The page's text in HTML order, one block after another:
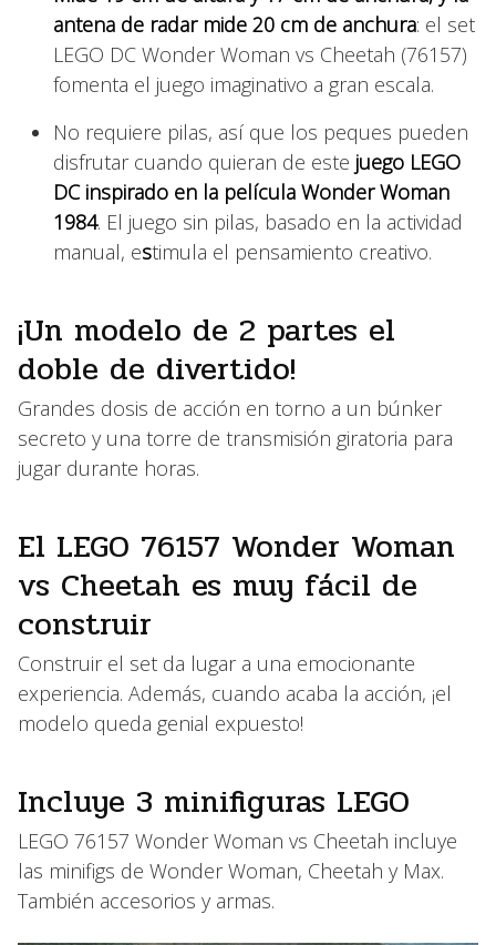
antena de radar mide 20 cm de anchura: el set
LEGO DC Wonder Woman vs Cheetah (76157)
fomenta el juego imaginativo a gran escala.
No requiere pilas, así que los peques pueden
disfrutar cuando quieran de este juego LEGO
DC inspirado en la película Wonder Woman
1984. El juego sin pilas, basado en la actividad
manual, estimula el pensamiento creativo.
¡Un modelo de 2 partes el
doble de divertido!
Grandes dosis de acción en torno a un búnker
secreto y una torre de transmisión giratoria para
jugar durante horas.
El LEGO 76157 Wonder Woman
vs Cheetah es muy fácil de
construir
Construir el set da lugar a una emocionante
experiencia. Además, cuando acaba la acción, ¡el
modelo queda genial expuesto!
Incluye 3 minifiguras LEGO
LEGO 76157 Wonder Woman vs Cheetah incluye
las minifigs de Wonder Woman, Cheetah y Max.
También accesorios y armas.